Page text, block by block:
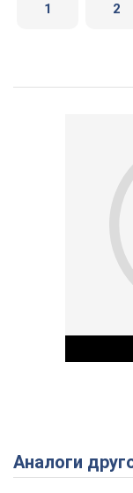
1 2
Аналоги